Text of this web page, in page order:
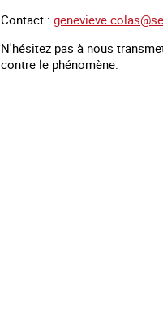
Contact :
N'hésitez pas à nous
contre le phénomène.